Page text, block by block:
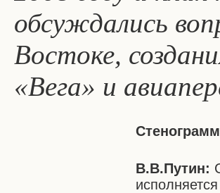
обсуждались
Востоке,
«Вега» и
В.В.Путин: